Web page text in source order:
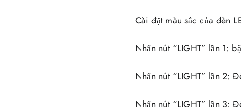
Cài đặt màu sắc của đèn
Nhấn nút “LIGHT” lần 1:
Nhấn nút “LIGHT” lần 2:
Nhấn nút “LIGHT” lần 3: